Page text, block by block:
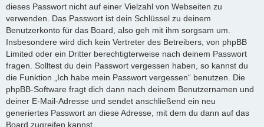
dieses Passwort nicht auf einer Vielzahl von Webseiten zu
verwenden. Das Passwort ist dein Schlüssel zu deinem
Benutzerkonto für das Board, also geh mit ihm sorgsam um.
Insbesondere wird dich kein Vertreter des Betreibers, von phpBB
Limited oder ein Dritter berechtigterweise nach deinem Passwort
fragen. Solltest du dein Passwort vergessen haben, so kannst du
die Funktion „Ich habe mein Passwort vergessen“ benutzen. Die
phpBB-Software fragt dich dann nach deinem Benutzernamen und
deiner E-Mail-Adresse und sendet anschließend ein neu
generiertes Passwort an diese Adresse, mit dem du dann auf das
Board zugreifen kannst.